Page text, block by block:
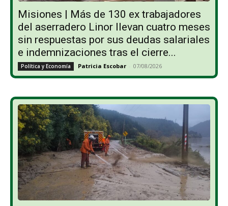
Misiones | Más de 130 ex trabajadores
del aserradero Linor llevan cuatro meses
sin respuestas por sus deudas salariales
e indemnizaciones tras el cierre...
Política y Economía Patricia Escobar - 07/08/2026